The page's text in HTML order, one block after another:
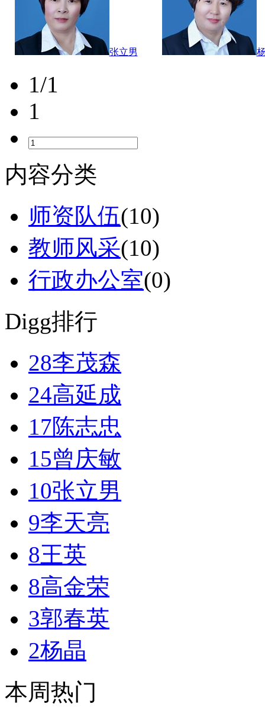
张立男
1/1
1
内容分类
师资队伍(10)
教师风采(10)
行政办公室(0)
Digg排行
28李茂森
24高延成
17陈志忠
15曾庆敏
10张立男
9李天亮
8王英
8高金荣
3郭春英
2杨晶
本周热门